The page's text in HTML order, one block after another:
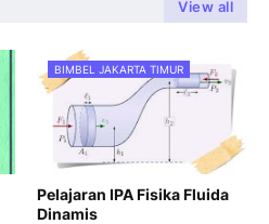
View all
BIMBEL JAKARTA TIMUR
Pelajaran IPA Fisika Fluida
Dinamis